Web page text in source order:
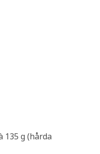
135 g (hårda